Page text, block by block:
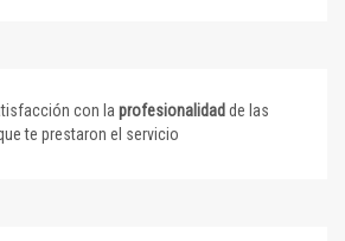
con la profesionalidad de las
te prestaron el servicio